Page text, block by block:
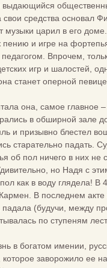
свои средства основал
музыки царил в его
пению и игре на
Впрочем,
игр и шалостей,
станет оперной
она, самое главное
в обширной зале
и призывно блестел
старательно падать.
об пол ничего в них не
но Надя с
как в воду глядела! В
В последнем акте
падала (будучи, между
по ступеням
в богатом имении,
которое заворожило ее